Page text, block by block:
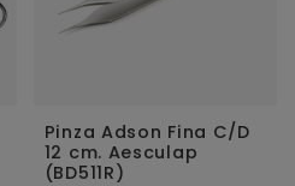
Pinza Adson Fina C/D
12 cm. Aesculap
(BD511R)